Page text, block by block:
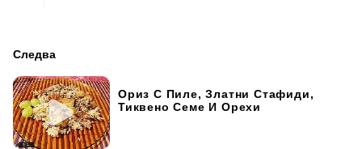
Следва
Ориз С Пиле, Златни Стафиди,
Тиквено Семе И Орехи